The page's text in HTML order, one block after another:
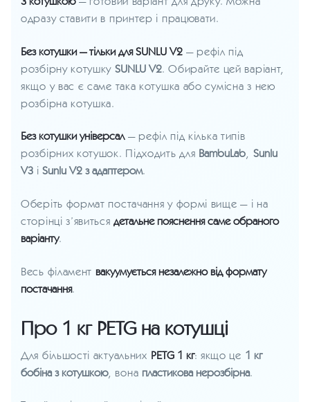
одразу ставити в принтер і працювати.
Без котушки — тільки для SUNLU V2 — рефіл під
розбірну котушку SUNLU V2. Обирайте цей варіант,
якщо у вас є саме така котушка або сумісна з нею
розбірна котушка.
Без котушки універсал— рефіл під кілька типів
розбірних котушок. Підходить для BambuLab
Sunlu
V3 іSunlu V2 з адаптером.
Оберіть формат постачання у формі вище — і на
сторінці з’явитьсядетальне пояснення саме обраного
варіанту.
Весь філамент вакуумується незалежно від формату
постачання.
Про 1 кг PETG на котушці
Для більшості актуальних PETG 1 кг: якщо це 1 кг
бобіна з котушкою, вона пластикова нерозбірна.